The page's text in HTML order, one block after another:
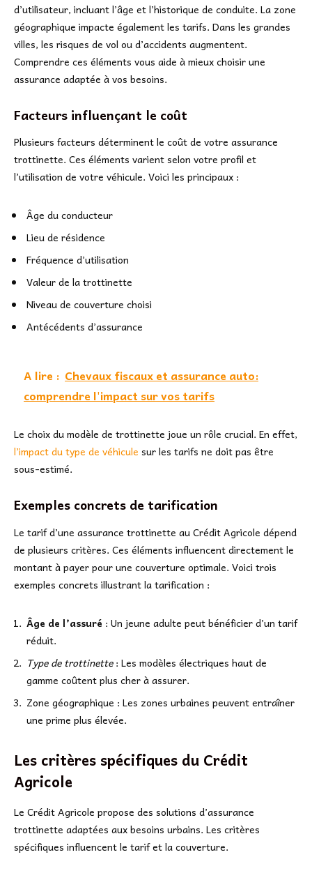
d’utilisateur, incluant l’âge et l’historique de conduite. La zone
géographique impacte également les tarifs. Dans les grandes
villes, les risques de vol ou d’accidents augmentent.
Comprendre ces éléments vous aide à mieux choisir une
assurance adaptée à vos besoins.
Facteurs influençant le coût
Plusieurs facteurs déterminent le coût de votre assurance
trottinette. Ces éléments varient selon votre profil et
l’utilisation de votre véhicule. Voici les principaux :
Âge du conducteur
Lieu de résidence
Fréquence d’utilisation
Valeur de la trottinette
Niveau de couverture choisi
Antécédents d’assurance
A lire : Chevaux fiscaux et assurance auto:
comprendre l'impact sur vos tarifs
Le choix du modèle de trottinette joue un rôle crucial. En effet,
l’impact du type de véhicule sur les tarifs ne doit pas être
sous-estimé.
Exemples concrets de tarification
Le tarif d’une assurance trottinette au Crédit Agricole dépend
de plusieurs critères. Ces éléments influencent directement le
montant à payer pour une couverture optimale. Voici trois
exemples concrets illustrant la tarification :
Âge de l’assuré : Un jeune adulte peut bénéficier d’un tarif
réduit.
Type de trottinette: Les modèles électriques haut de
gamme coûtent plus cher à assurer.
Zone géographique : Les zones urbaines peuvent entraîner
une prime plus élevée.
Les critères spécifiques du Crédit
Agricole
Le Crédit Agricole propose des solutions d’assurance
trottinette adaptées aux besoins urbains. Les critères
spécifiques influencent le tarif et la couverture.